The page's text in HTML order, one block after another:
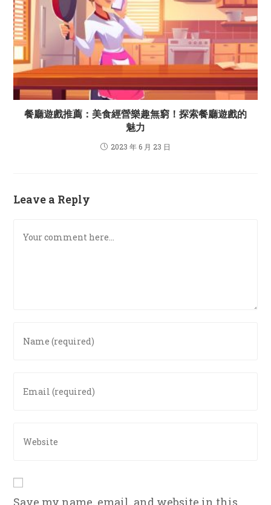
餐廳遊戲推薦：美食經營樂趣無窮！探索餐廳遊戲的
魅力
2023 年 6 月 23 日
Leave a Reply
your
username
your
your
(optional)
Save my name, email, and website in this